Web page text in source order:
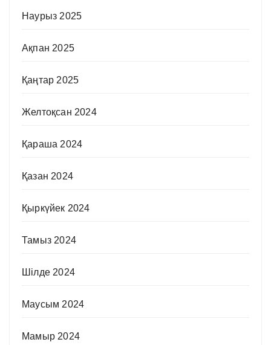
Наурыз 2025
Ақпан 2025
Қаңтар 2025
Желтоқсан 2024
Қараша 2024
Қазан 2024
Қыркүйек 2024
Тамыз 2024
Шілде 2024
Маусым 2024
Мамыр 2024